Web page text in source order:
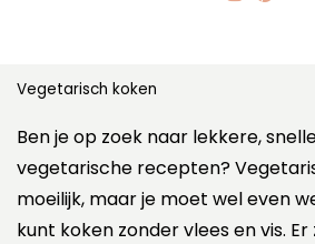
Vegetarisch koken
Ben je op zoek naar lekkere,
vegetarische recepten?
moeilijk, maar je moet wel even
kunt koken zonder vlees en vis.